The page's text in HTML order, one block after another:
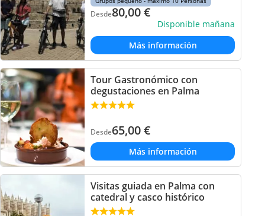
Desde80,00€
Disponible mañana
Más información
Tour Gastronómico con
degustaciones en Palma
Desde65,00€
Más información
Visitas guiada en Palma con
catedral y casco histórico